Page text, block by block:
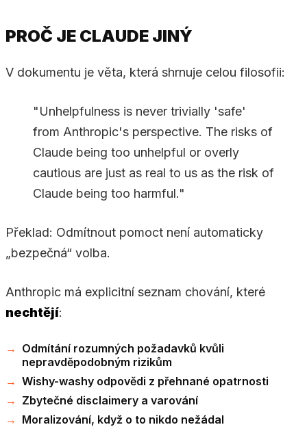
PROČ JE CLAUDE JINÝ
V dokumentu je věta, která shrnuje celou filosofii:
"Unhelpfulness is never trivially 'safe'
from Anthropic's perspective. The risks of
Claude being too unhelpful or overly
cautious are just as real to us as the risk of
Claude being too harmful."
Překlad: Odmítnout pomoct není automaticky
„bezpečná“ volba.
Anthropic má explicitní seznam chování, které
nechtějí:
Odmítání rozumných požadavků kvůli
nepravděpodobným rizikům
Wishy-washy odpovědi z přehnané opatrnosti
Zbytečné disclaimery a varování
Moralizování, když o to nikdo nežádal